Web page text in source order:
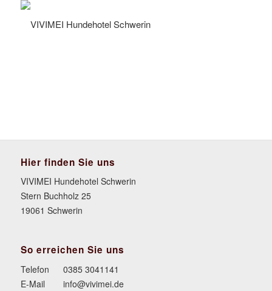
Hier finden Sie uns
VIVIMEI Hundehotel Schwerin
Stern Buchholz 25
19061 Schwerin
So erreichen Sie uns
Telefon
0385 3041141
E-Mail
info@vivimei.de